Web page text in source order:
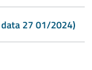
data 27 01/2024)